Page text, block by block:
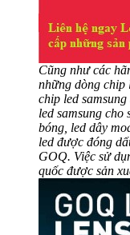
Cũng như các
những dòng chip
chip led
led samsung cho
bóng, led dây
led được đóng
GOQ. Việc sử
quốc được sản